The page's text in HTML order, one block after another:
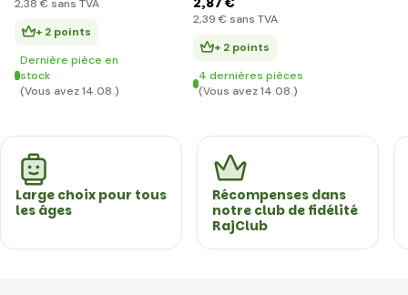
2,38 € sans TVA
+ 2 points
Dernière pièce en
stock
(Vous avez 14.08.)
2,39 € sans TVA
+ 2 points
4 dernières pièces
(Vous avez 14.08.)
Large choix pour tous
les âges
Récompenses dans
notre club de fidélité
RajClub